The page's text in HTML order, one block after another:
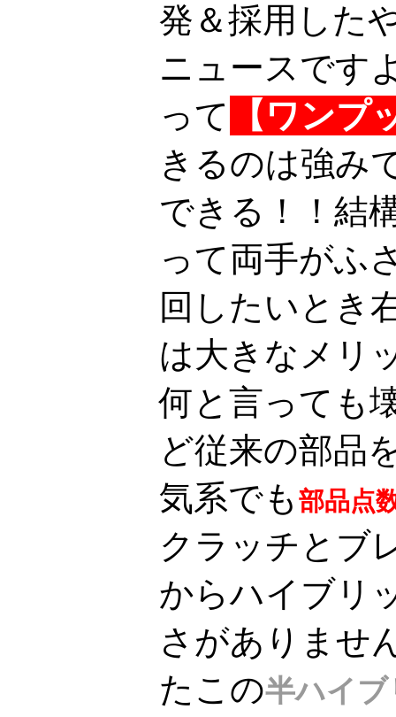
発＆採用した
ニュースです
って
【ワンプ
きるのは強み
できる！！結
って両手がふ
回したいとき
は大きなメリ
何と言っても
ど従来の部品
気系でも 部品点
クラッチとブ
からハイブリ
さがありませ
たこの半ハイ